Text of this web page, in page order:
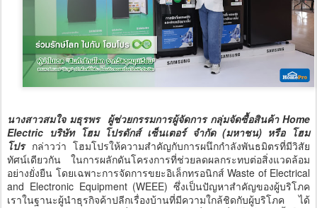
นางสาวสมใจ มธุรพร ผู้ช่วยกรรมการผู้จัดการ กลุ่มจัดซื้อสินค้า Home
Electric บริษัท โฮม โปรดักส์ เซ็นเตอร์ จำกัด (มหาชน) หรือ โฮม
โปรกล่าวว่า โฮมโปรให้ความสำคัญกับการผนึกกำลังพันธมิตรที่มีวิสัย
ทัศน์เดียวกัน ในการผลักดันโครงการที่ช่วยลดผลกระทบต่อสิ่งแวดล้อม
อย่างยั่งยืน โดยเฉพาะการจัดการขยะอิเล็กทรอนิกส์ Waste of Electrical
and Electronic Equipment (WEEE) ซึ่งเป็นปัญหาสำคัญของผู้บริโภค
เราในฐานะผู้นำธุรกิจค้าปลีกเรื่องบ้านที่มีความใกล้ชิดกับผู้บริโภค ได้